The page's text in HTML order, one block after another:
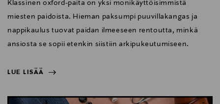
Klassinen oxford-paita on yksi monikäyttöisimmistä
miesten paidoista. Hieman paksumpi puuvillakangas ja
nappikaulus tuovat paidan ilmeeseen rentoutta, minkä
ansiosta se sopii etenkin siistiin arkipukeutumiseen.
LUE LISÄÄ
LUE LISÄÄ